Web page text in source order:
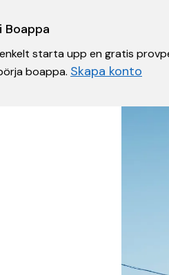
Boappa
starta upp en gratis
boappa. Skapa konto